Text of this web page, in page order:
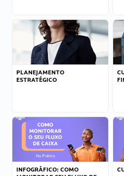
PLANEJAMENTO
ESTRATÉGICO
INFOGRÁFICO: COMO